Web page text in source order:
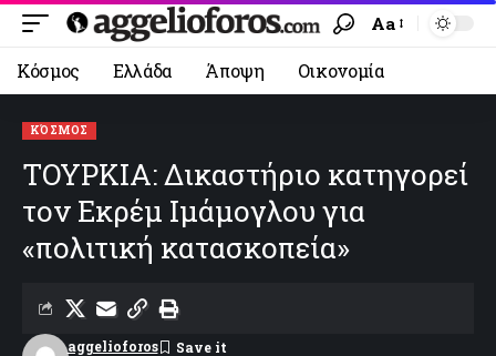
Aa
Κόσμος Ελλάδα Άποψη Οικονομία
ΚΌΣΜΟΣ
ΤΟΥΡΚΙΑ: Δικαστήριο κατηγορεί
τον Εκρέμ Ιμάμογλου για
«πολιτική κατασκοπεία»
aggelioforos